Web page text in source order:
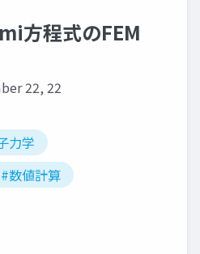
方程式のFEM
22, 22
力学
#数値計算